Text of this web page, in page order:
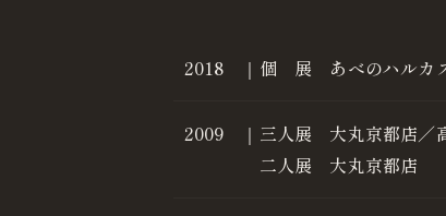
2018 ｜ 個 展 あべのハルカ
2009 ｜ 三人展 大丸京都店／
二人展 大丸京都店